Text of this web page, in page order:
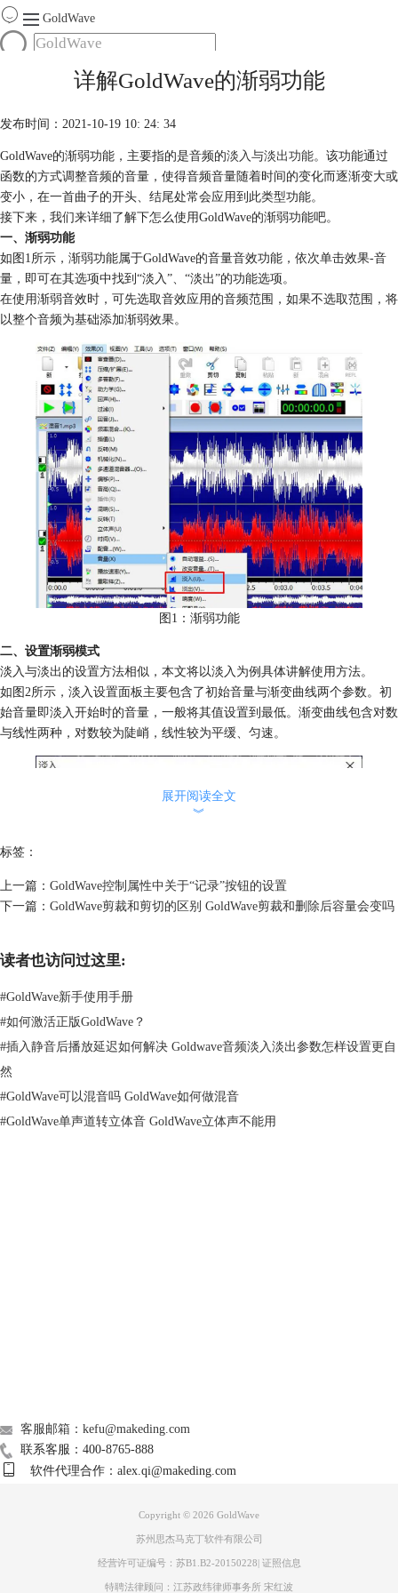
GoldWave
购买
详解GoldWave的渐弱功能
发布时间：2021-10-19 10: 24: 34
GoldWave的渐弱功能，主要指的是音频的淡入与淡出功能。该功能通过
函数的方式调整音频的音量，使得音频音量随着时间的变化而逐渐变大或
变小，在一首曲子的开头、结尾处常会应用到此类型功能。
接下来，我们来详细了解下怎么使用GoldWave的渐弱功能吧。
一、渐弱功能
如图1所示，渐弱功能属于GoldWave的音量音效功能，依次单击效果-音
量，即可在其选项中找到“淡入”、“淡出”的功能选项。
在使用渐弱音效时，可先选取音效应用的音频范围，如果不选取范围，将
以整个音频为基础添加渐弱效果。
图1：渐弱功能
二、设置渐弱模式
淡入与淡出的设置方法相似，本文将以淡入为例具体讲解使用方法。
如图2所示，淡入设置面板主要包含了初始音量与渐变曲线两个参数。初
始音量即淡入开始时的音量，一般将其值设置到最低。渐变曲线包含对数
与线性两种，对数较为陡峭，线性较为平缓、匀速。
1、预设模式
入预设，方便快捷。
图4：设置初始音量
展开阅读全文
︾
标签：
上一篇： GoldWave控制属性中关于“记录”按钮的设置
下一篇： GoldWave剪裁和剪切的区别 GoldWave剪裁和删除后容量会变吗
读者也访问过这里:
#GoldWave新手使用手册
#如何激活正版GoldWave？
#插入静音后播放延迟如何解决 Goldwave音频淡入淡出参数怎样设置更自
然
#GoldWave可以混音吗 GoldWave如何做混音
#GoldWave单声道转立体音 GoldWave立体声不能用
客服邮箱：kefu@makeding.com
联系客服：400-8765-888
软件代理合作：alex.qi@makeding.com
Copyright © 2026 GoldWave
苏州思杰马克丁软件有限公司
经营许可证编号：苏B1.B2-20150228| 证照信息
特聘法律顾问：江苏政纬律师事务所 宋红波